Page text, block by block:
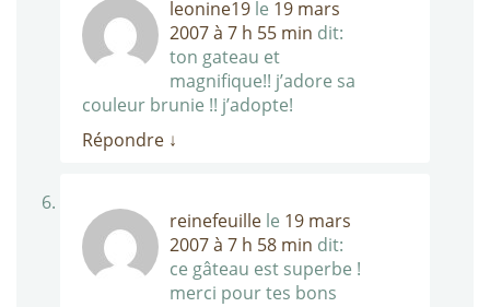
leonine19 le 19 mars
2007 à 7 h 55 min dit:
ton gateau et
magnifique!! j’adore sa
couleur brunie !! j’adopte!
Répondre ↓
reinefeuille le 19 mars
2007 à 7 h 58 min dit:
ce gâteau est superbe !
merci pour tes bons